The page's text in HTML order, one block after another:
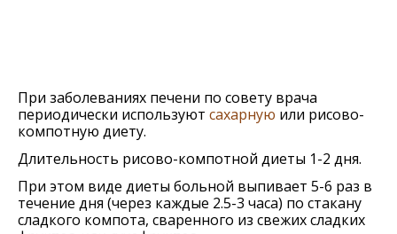
При заболеваниях печени по совету врача
периодически используют сахарную или рисово-
компотную диету.
Длительность рисово-компотной диеты 1-2 дня.
При этом виде диеты больной выпивает 5-6 раз в
течение дня (через каждые 2.5-3 часа) по стакану
сладкого компота, сваренного из свежих сладких